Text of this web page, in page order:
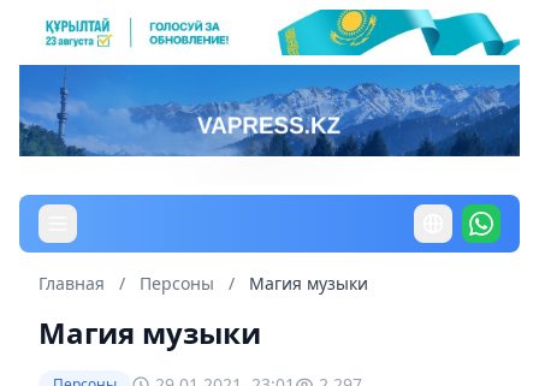
Главная / Персоны / Магия музыки
Магия музыки